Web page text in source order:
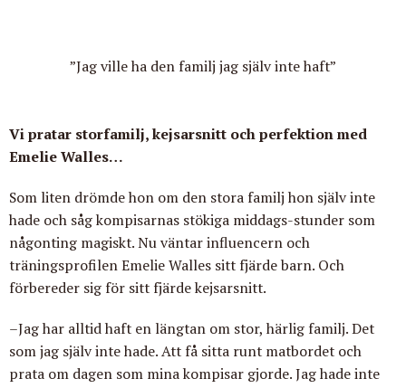
”Jag ville ha den familj jag själv inte haft”
Vi pratar storfamilj, kejsarsnitt och perfektion med
Emelie Walles…
Som liten drömde hon om den stora familj hon själv inte
hade och såg kompisarnas stökiga middags-stunder som
någonting magiskt. Nu väntar influencern och
träningsprofilen Emelie Walles sitt fjärde barn. Och
förbereder sig för sitt fjärde kejsarsnitt.
–Jag har alltid haft en längtan om stor, härlig familj. Det
som jag själv inte hade. Att få sitta runt matbordet och
prata om dagen som mina kompisar gjorde. Jag hade inte